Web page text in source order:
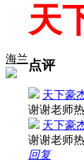
海兰
天
点评
天下豪
谢谢老师
天下豪
谢谢老师
回复